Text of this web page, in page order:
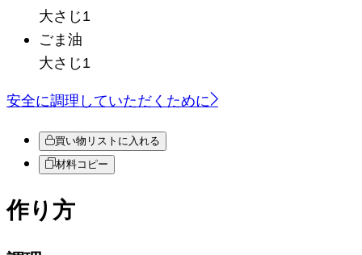
大さじ1
ごま油
大さじ1
安全に調理していただくために
買い物リストに入れる
材料コピー
作り方